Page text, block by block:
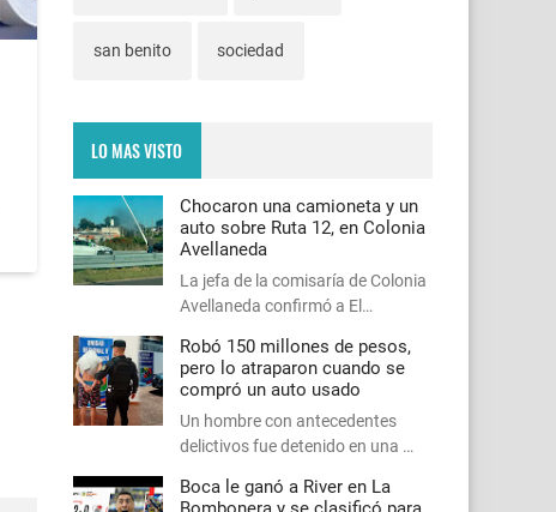
san benito sociedad
LO MAS VISTO
Chocaron una camioneta y un
auto sobre Ruta 12, en Colonia
Avellaneda
La jefa de la comisaría de Colonia
Avellaneda confirmó a El…
Robó 150 millones de pesos,
pero lo atraparon cuando se
compró un auto usado
Un hombre con antecedentes
delictivos fue detenido en una …
Boca le ganó a River en La